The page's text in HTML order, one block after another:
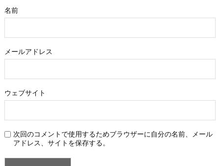
名前
メールアドレス
ウェブサイト
次回のコメントで使用するためブラウザーに自分の名前、メール
アドレス、サイトを保存する。